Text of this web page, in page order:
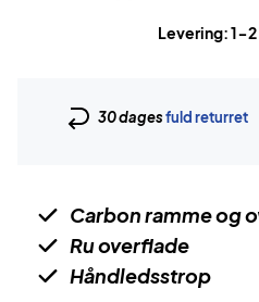
Levering: 1-
30 dagesfuld returret
Carbon ramme og
Ru overflade
Håndledsstrop